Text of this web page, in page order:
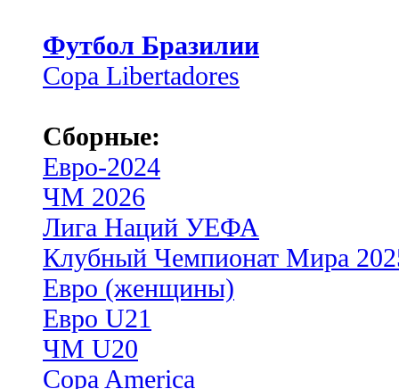
Футбол Бразилии
Copa Libertadores
Сборные:
Евро-2024
ЧМ 2026
Лига Наций УЕФА
Клубный Чемпионат Мира
Евро (женщины)
Евро U21
ЧМ U20
Copa America